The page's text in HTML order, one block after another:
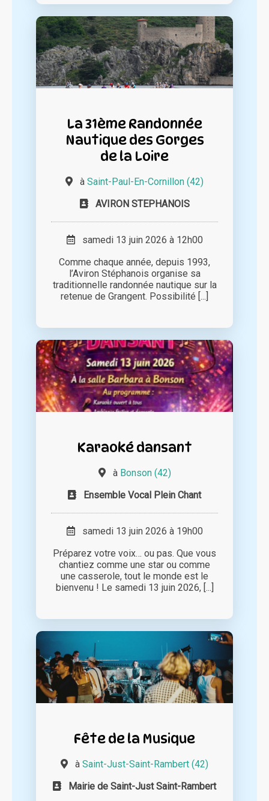
La 31ème Randonnée
Nautique des Gorges
de la Loire
à Saint-Paul-En-Cornillon (42)
AVIRON STEPHANOIS
samedi 13 juin 2026 à 12h00
Comme chaque année, depuis 1993,
l’Aviron Stéphanois organise sa
traditionnelle randonnée nautique sur la
retenue de Grangent. Possibilité [...]
Karaoké dansant
à Bonson (42)
Ensemble Vocal Plein Chant
samedi 13 juin 2026 à 19h00
Préparez votre voix… ou pas. Que vous
chantiez comme une star ou comme
une casserole, tout le monde est le
bienvenu ! Le samedi 13 juin 2026, [...]
Fête de la Musique
à Saint-Just-Saint-Rambert (42)
Mairie de Saint-Just Saint-Rambert